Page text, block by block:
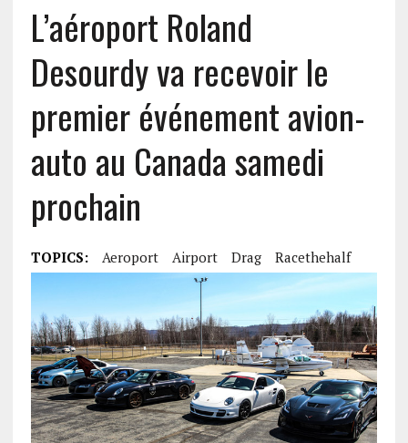
L’aéroport Roland
Desourdy va recevoir le
premier événement avion-
auto au Canada samedi
prochain
TOPICS: Aeroport Airport Drag Racethehalf